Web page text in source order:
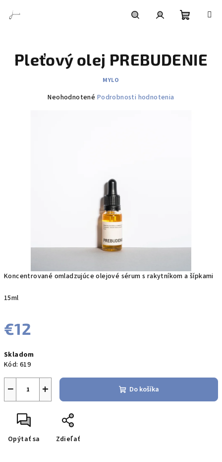
košík
Koncentrované omladzujúce olejové sérum s rakytníkom a šípkami
15ml
€12
cena:
Skladom
Kód: 619
+
− Do košíka
Opýtať sa Zdieľať
Pleťový olej PREBUDENIE
MYLO
Priemerné
Neohodnotené Podrobnosti hodnotenia